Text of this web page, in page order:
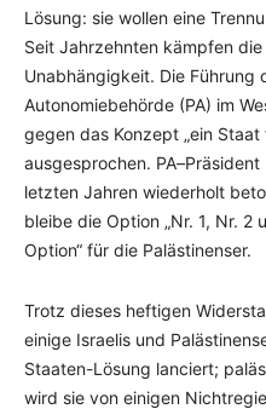
Lösung: sie wollen eine
Seit Jahrzehnten kämpfen
Unabhängigkeit. Die Führung
Autonomiebehörde (PA) im
gegen das Konzept „ein Staat
ausgesprochen. PA–Präsident
letzten Jahren wiederholt
bleibe die Option „Nr. 1, Nr.
Option“ für die Palästinenser.
Trotz dieses heftigen
einige Israelis und
Staaten-Lösung lanciert;
wird sie von einigen